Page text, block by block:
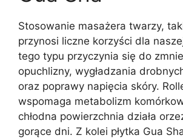
Stosowanie masażera twarzy,
przynosi liczne korzyści dla
tego typu przyczynia się do
opuchlizny, wygładzania
oraz poprawy napięcia skóry.
wspomaga metabolizm
chłodna powierzchnia działa
gorące dni. Z kolei płytka Gua